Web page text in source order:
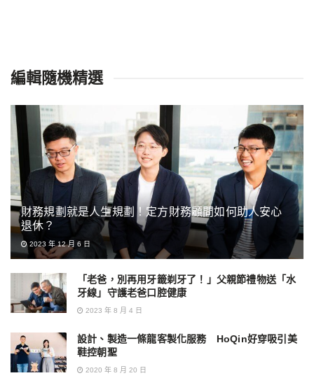
編輯隨機精選
財務規劃就是人生規劃！定方財務顧問如何助人安心
退休？
2023 年 12 月 6 日
「老爸，別再用牙籤剃牙了！」父親節禮物送「水
牙線」守護老爸口腔健康
2023 年 8 月 4 日
設計、製造一條龍客製化服務 HoQin好穿吸引美
鞋控朝聖
2020 年 8 月 20 日